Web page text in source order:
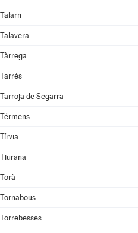
Talarn
Talavera
Tàrrega
Tarrés
Tarroja de Segarra
Térmens
Tírvia
Tiurana
Torà
Tornabous
Torrebesses